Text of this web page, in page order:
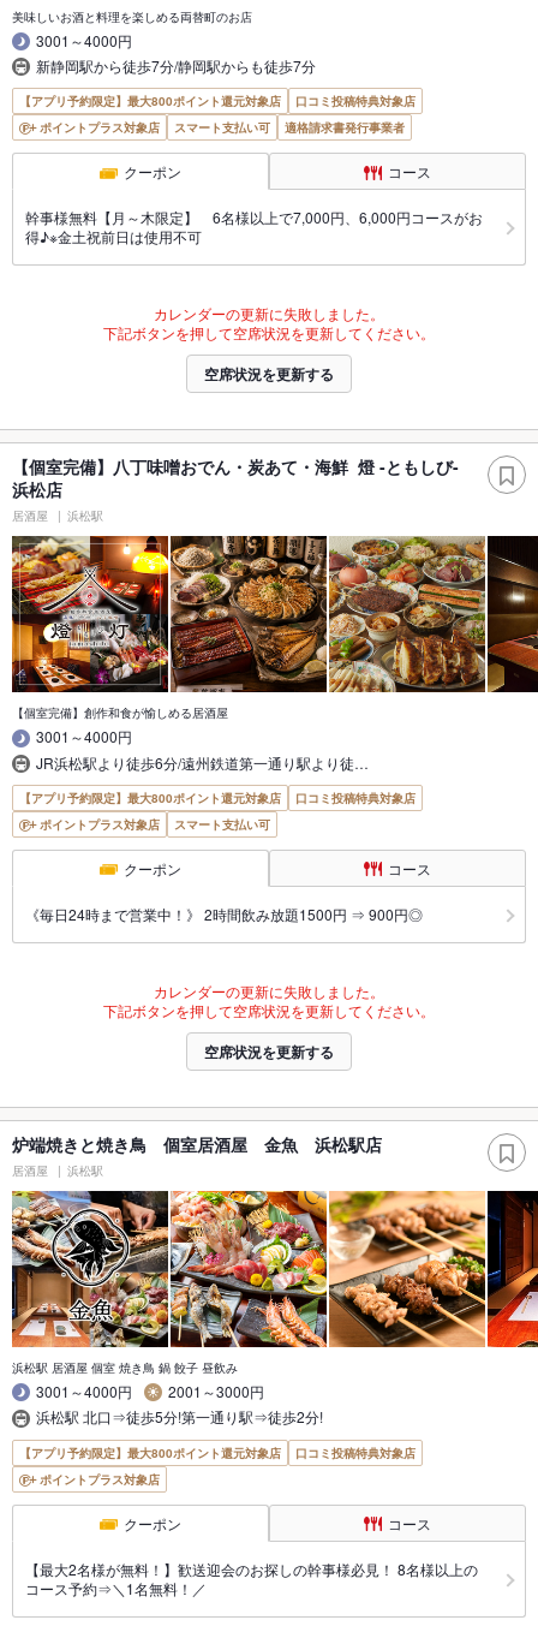
美味しいお酒と料理を楽しめる両替町のお店
3001～4000円
新静岡駅から徒歩7分/静岡駅からも徒歩7分
【アプリ予約限定】最大800ポイント還元対象店
口コミ投稿特典対象店
ポイントプラス対象店
スマート支払い可 適格請求書発行事業者
クーポン コース
幹事様無料【月～木限定】 6名様以上で7,000円、6,000円コースがお
得♪※金土祝前日は使用不可
カレンダーの更新に失敗しました。
下記ボタンを押して空席状況を更新してください。
空席状況を更新する
【個室完備】八丁味噌おでん・炭あて・海鮮 燈 -ともしび-
浜松店
居酒屋 浜松駅
【個室完備】創作和食が愉しめる居酒屋
3001～4000円
JR浜松駅より徒歩6分/遠州鉄道第一通り駅より徒…
【アプリ予約限定】最大800ポイント還元対象店
口コミ投稿特典対象店
ポイントプラス対象店
スマート支払い可
クーポン コース
《毎日24時まで営業中！》 2時間飲み放題1500円 ⇒ 900円◎
カレンダーの更新に失敗しました。
下記ボタンを押して空席状況を更新してください。
空席状況を更新する
炉端焼きと焼き鳥 個室居酒屋 金魚 浜松駅店
居酒屋 浜松駅
浜松駅 居酒屋 個室 焼き鳥 鍋 餃子 昼飲み
3001～4000円
2001～3000円
浜松駅 北口⇒徒歩5分!第一通り駅⇒徒歩2分!
【アプリ予約限定】最大800ポイント還元対象店
口コミ投稿特典対象店
ポイントプラス対象店
クーポン コース
【最大2名様が無料！】歓送迎会のお探しの幹事様必見！ 8名様以上の
コース予約⇒＼1名無料！／